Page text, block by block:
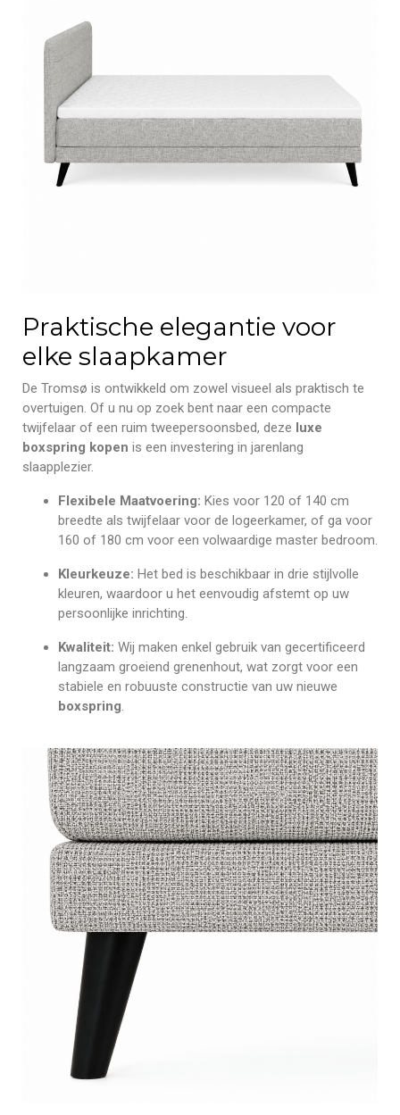
Praktische elegantie voor
elke slaapkamer
De Tromsø is ontwikkeld om zowel visueel als praktisch te
overtuigen. Of u nu op zoek bent naar een compacte
twijfelaar of een ruim tweepersoonsbed, deze luxe
boxspring kopen is een investering in jarenlang
slaapplezier.
Flexibele Maatvoering: Kies voor 120 of 140 cm
breedte als twijfelaar voor de logeerkamer, of ga voor
160 of 180 cm voor een volwaardige master bedroom.
Kleurkeuze: Het bed is beschikbaar in drie stijlvolle
kleuren, waardoor u het eenvoudig afstemt op uw
persoonlijke inrichting.
Kwaliteit: Wij maken enkel gebruik van gecertificeerd
langzaam groeiend grenenhout, wat zorgt voor een
stabiele en robuuste constructie van uw nieuwe
boxspring.